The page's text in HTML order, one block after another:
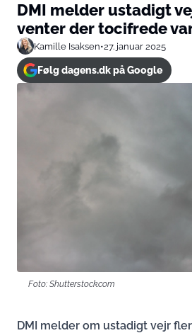
DMI melder ustadigt
venter der tocifrede
Kamille Isaksen•27. januar 2025
Følg dagens.dk på Google
Foto: Shutterstock.com
DMI melder om ustadigt vejr